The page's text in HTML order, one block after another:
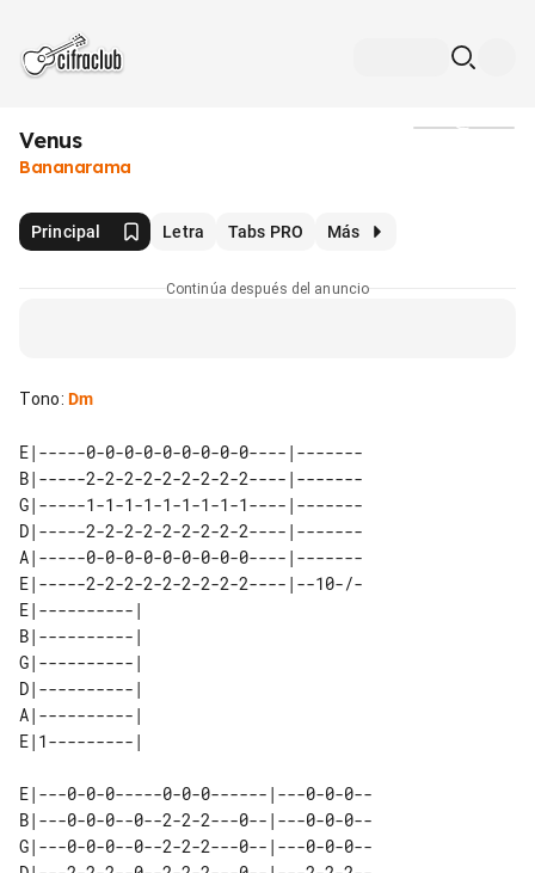
Venus
Bananarama
Principal Letra Tabs PRO Más
Continúa después del anuncio
Tono: Dm
E|-----0-0-0-0-0-0-0-0-0----|-------
B|-----2-2-2-2-2-2-2-2-2----|-------
G|-----1-1-1-1-1-1-1-1-1----|-------
D|-----2-2-2-2-2-2-2-2-2----|-------
A|-----0-0-0-0-0-0-0-0-0----|-------
E|-----2-2-2-2-2-2-2-2-2----|--10-/-
E|----------|
B|----------|
G|----------|
D|----------|
A|----------|
E|---0-0-0-----0-0-0------|---0-0-0--
B|---0-0-0--0--2-2-2---0--|---0-0-0--
G|---0-0-0--0--2-2-2---0--|---0-0-0--